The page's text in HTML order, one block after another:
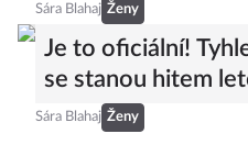
Sára Blahaj Ženy
Je to oficiální!
se stanou hitem
Sára Blahaj Ženy